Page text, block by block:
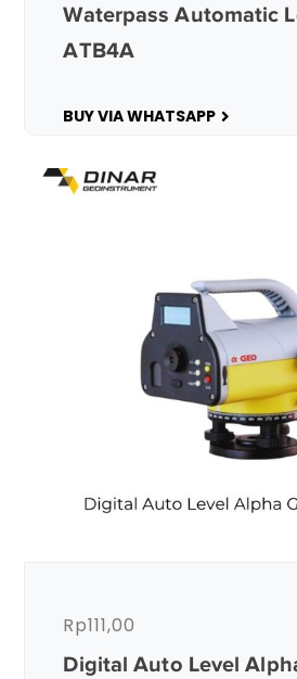
Waterpass Automatic
ATB4A
BUY VIA WHATSAPP
Digital Auto Level
Rp111,00